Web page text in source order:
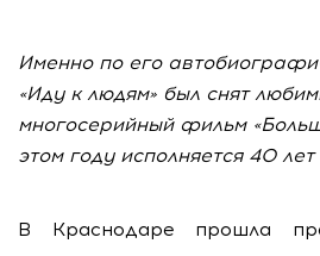
Именно по его
«Иду к людям» был снят
многосерийный фильм
этом году исполняется 40 лет
В Краснодаре прошла